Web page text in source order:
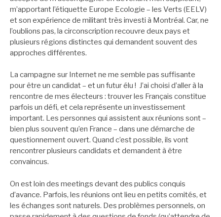
m’apportant l’étiquette Europe Ecologie – les Verts (EELV)
et son expérience de militant très investi à Montréal. Car, ne
l’oublions pas, la circonscription recouvre deux pays et
plusieurs régions distinctes qui demandent souvent des
approches différentes.
La campagne sur Internet ne me semble pas suffisante
pour être un candidat – et un futur élu ! J’ai choisi d’aller à la
rencontre de mes électeurs : trouver les Français constitue
parfois un défi, et cela représente un investissement
important. Les personnes qui assistent aux réunions sont –
bien plus souvent qu’en France – dans une démarche de
questionnement ouvert. Quand c’est possible, ils vont
rencontrer plusieurs candidats et demandent à être
convaincus.
On est loin des meetings devant des publics conquis
d’avance. Parfois, les réunions ont lieu en petits comités, et
les échanges sont naturels. Des problèmes personnels, on